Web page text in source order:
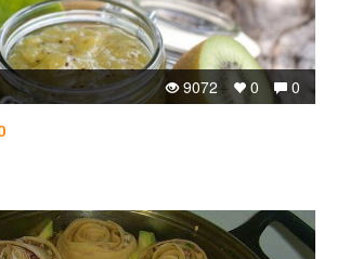
0
0
9072